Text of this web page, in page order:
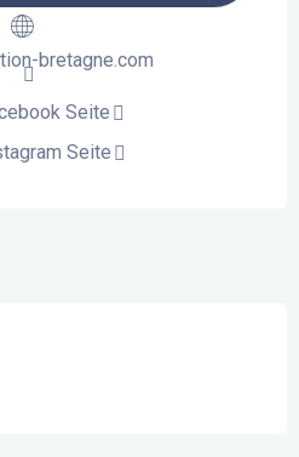
bretagne.com
Seite
Seite